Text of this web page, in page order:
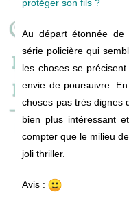
protéger son fils ?
Au départ étonnée de
série policière qui
les choses se
envie de poursuivre.
choses pas très dignes
bien plus intéressant
compter que le milieu
joli thriller.
Avis :